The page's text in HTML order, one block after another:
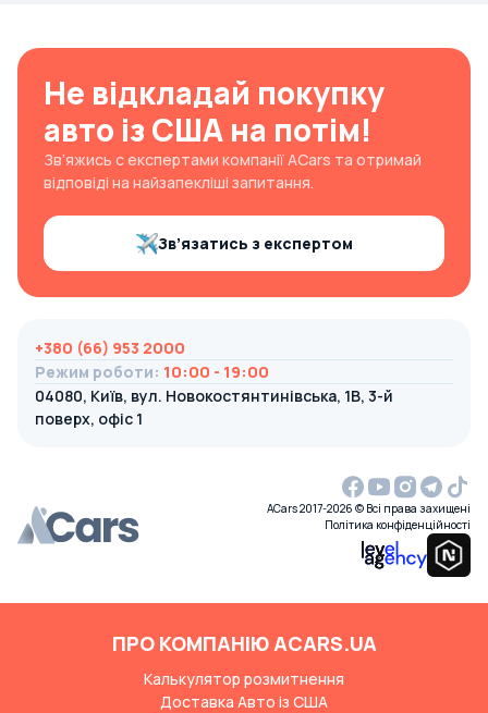
Не відкладай покупку
авто із США на потім!
Зв’яжись с експертами компанії ACars та отримай
відповіді на найзапекліші запитання.
Зв’язатись з експертом
+380 (66) 953 2000
Режим роботи: 10:00 - 19:00
04080, Київ, вул. Новокостянтинівська, 1В, 3-й
поверх, офіс 1
ACars 2017-2026 © Всі права захищені
Політика конфіденційності
ПРО КОМПАНІЮ ACARS.UA
Калькулятор розмитнення
Доставка Авто із США